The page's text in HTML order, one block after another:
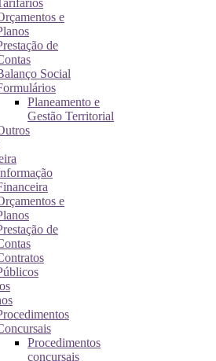
e
de
Social
Planeamento e
Gestão Territorial
e
de
Procedimentos
concursais